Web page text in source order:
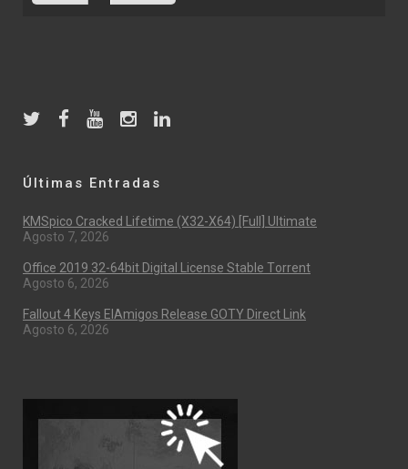
Últimas Entradas
KMSpico Cracked Lifetime (x32-X64) [Full] Ultimate
Agosto 7, 2026
Office 2019 32-64bit Digital License Stable Tоrrеnt
Agosto 6, 2026
Fallout 4 Keys ElAmigos Release GOTY Direct Link
Agosto 6, 2026